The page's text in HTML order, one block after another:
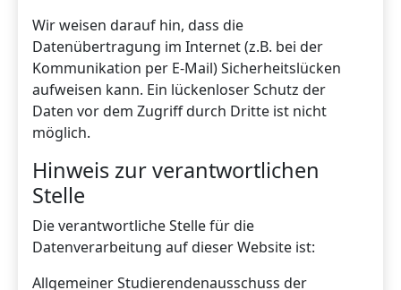
Wir weisen darauf hin, dass die
Datenübertragung im Internet (z.B. bei der
Kommunikation per E-Mail) Sicherheitslücken
aufweisen kann. Ein lückenloser Schutz der
Daten vor dem Zugriff durch Dritte ist nicht
möglich.
Hinweis zur verantwortlichen
Stelle
Die verantwortliche Stelle für die
Datenverarbeitung auf dieser Website ist:
Allgemeiner Studierendenausschuss der